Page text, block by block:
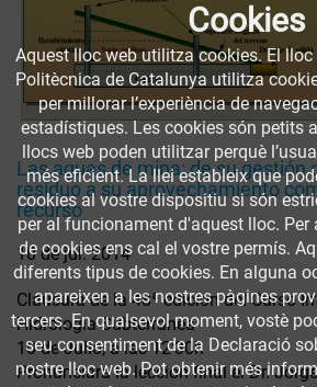
Las aguas de mina: de su gestión
resíduo a su aprovechamiento
recurso
10 de jul. 2014
Clausura de la 48ª edición del Curso
Hidrología Subterránea
10 de Julio, a las 12'30h
Pronunciará la lección final el Dr.
Cookies
Aquest lloc web utilitza cookies. El
Politècnica de Catalunya utilitza
per millorar l’experiència de
estadístiques. Les cookies són petits
llocs web poden utilitzar perquè
més eficient. La llei estableix que
cookies al vostre dispositiu si són
per al funcionament d'aquest lloc. Per
de cookies ens cal el vostre permís.
diferents tipus de cookies. En alguna
apareixen a les nostres pàgines
tercers. En qualsevol moment, vostè
seu consentiment de la Declaració
nostre lloc web. Pot obtenir més